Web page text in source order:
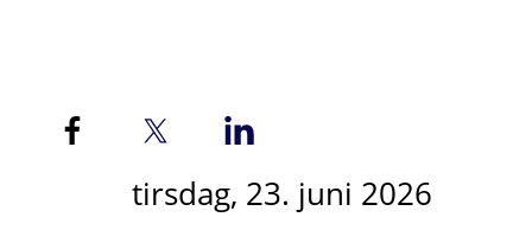
tirsdag, 23. juni 2026